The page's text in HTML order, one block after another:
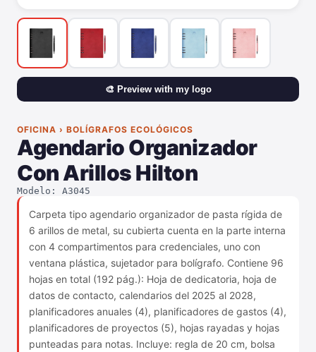
🎨 Preview with my logo
OFICINA › BOLÍGRAFOS ECOLÓGICOS
Agendario Organizador
Con Arillos Hilton
Modelo: A3045
Carpeta tipo agendario organizador de pasta rígida de
6 arillos de metal, su cubierta cuenta en la parte interna
con 4 compartimentos para credenciales, uno con
ventana plástica, sujetador para bolígrafo. Contiene 96
hojas en total (192 pág.): Hoja de dedicatoria, hoja de
datos de contacto, calendarios del 2025 al 2028,
planificadores anuales (4), planificadores de gastos (4),
planificadores de proyectos (5), hojas rayadas y hojas
punteadas para notas. Incluye: regla de 20 cm, bolsa